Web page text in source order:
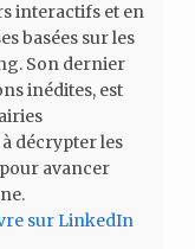
interactifs et en
basées sur les
Son dernier
inédites, est
décrypter les
avancer
sur LinkedIn